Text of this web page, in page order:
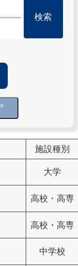
施設種別
大学
高校・高専
高校・高専
中学校